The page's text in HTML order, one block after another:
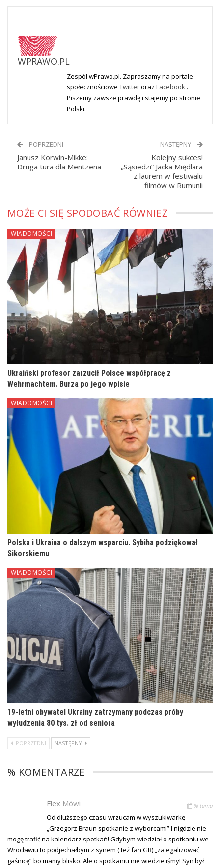
WPRAWO.PL
Zespół wPrawo.pl. Zapraszamy na portale
społecznościowe Twitteroraz Facebook .
Piszemy zawsze prawdę i stajemy po stronie
Polski.
POPRZEDNI
Janusz Korwin-Mikke:
Druga tura dla Mentzena
NASTĘPNY
Kolejny sukces!
„Sąsiedzi” Jacka Międlara
z laurem w festiwalu
filmów w Rumunii
MOŻE CI SIĘ SPODOBAĆ RÓWNIEŻ
WIADOMOŚCI
Ukraiński profesor zarzucił Polsce współpracę z
Wehrmachtem. Burza po jego wpisie
WIADOMOŚCI
Polska i Ukraina o dalszym wsparciu. Sybiha podziękował
Sikorskiemu
WIADOMOŚCI
19-letni obywatel Ukrainy zatrzymany podczas próby
wyłudzenia 80 tys. zł od seniora
POPRZEDNI NASTĘPNY
% KOMENTARZE
Flex Mówi % temu
Od dłuższego czasu wrzucam w wyszukiwarkę
„Grzegorz Braun spotkanie z wyborcami” I nigdzie nie
mogę trafić na kalendarz spotkań! Gdybym wiedział o spotkaniu we
Wrocławiu to podjechałbym z synem ( też fan GB) „zalegalizować
gaśnicę” bo mamy blisko. Ale o spotkaniu nie wiedzieliśmy! Syn był